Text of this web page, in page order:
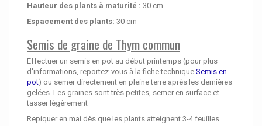
Hauteur des plants à maturité : 30 cm
Espacement des plants: 30 cm
Semis de graine de Thym commun
Effectuer un semis en pot au début printemps (pour plus
d'informations, reportez-vous à la fiche technique Semis en
pot) ou semer directement en pleine terre après les dernières
gelées. Les graines sont très petites, semer en surface et
tasser légèrement
Repiquer en mai dès que les plants atteignent 3-4 feuilles.